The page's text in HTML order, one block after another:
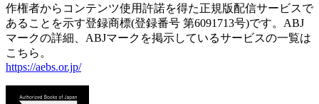
作権者からコンテンツ使用許諾を得た正規版配信サービスで
あることを示す登録商標(登録番号 第6091713号)です。ABJ
マークの詳細、ABJマークを掲示しているサービスの一覧は
こちら。
https://aebs.or.jp/